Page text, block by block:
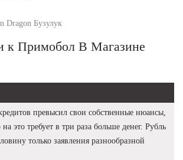
Dragon Бузулук
к Примобол В Магазине
превысил свои собственные нюансы,
это требует в три раза больше денег. Рубль
только заявления разнообразной